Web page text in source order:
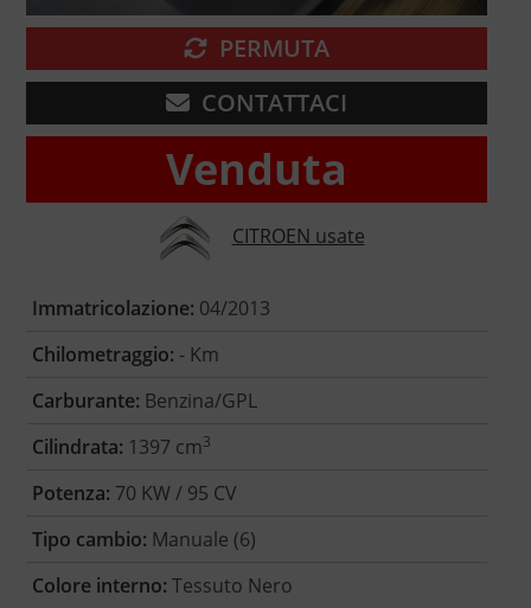
PERMUTA
CONTATTACI
Venduta
CITROEN usate
Immatricolazione: 04/2013
Chilometraggio: - Km
Carburante: Benzina/GPL
Cilindrata: 1397 cm3
Potenza: 70 KW / 95 CV
Tipo cambio: Manuale (6)
Colore interno: Tessuto Nero